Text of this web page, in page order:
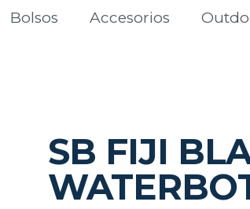
Bolsos Accesorios
SB FIJI